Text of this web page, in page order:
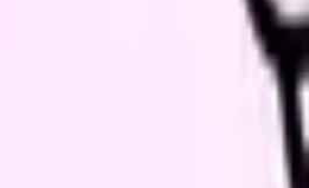
しいと引き止められ、その場で
き止め交渉で、何を確かめてか